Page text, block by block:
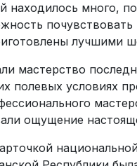
находилось много,
лучшими
мастерство
полевых условиях
ощущение